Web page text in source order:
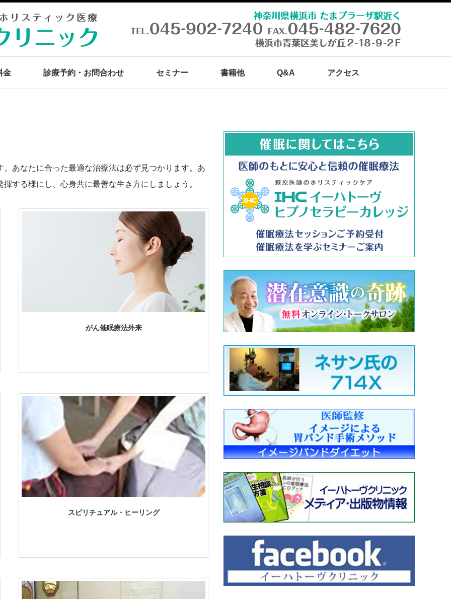
金 診療予約・お問合わせ セミナー 書籍他 Q&A アクセス
あなたに合った最適な治療法は必ず見つかります。あ
する様にし、心身共に最善な生き方にしましょう。
がん催眠療法外来
スピリチュアル・ヒーリング